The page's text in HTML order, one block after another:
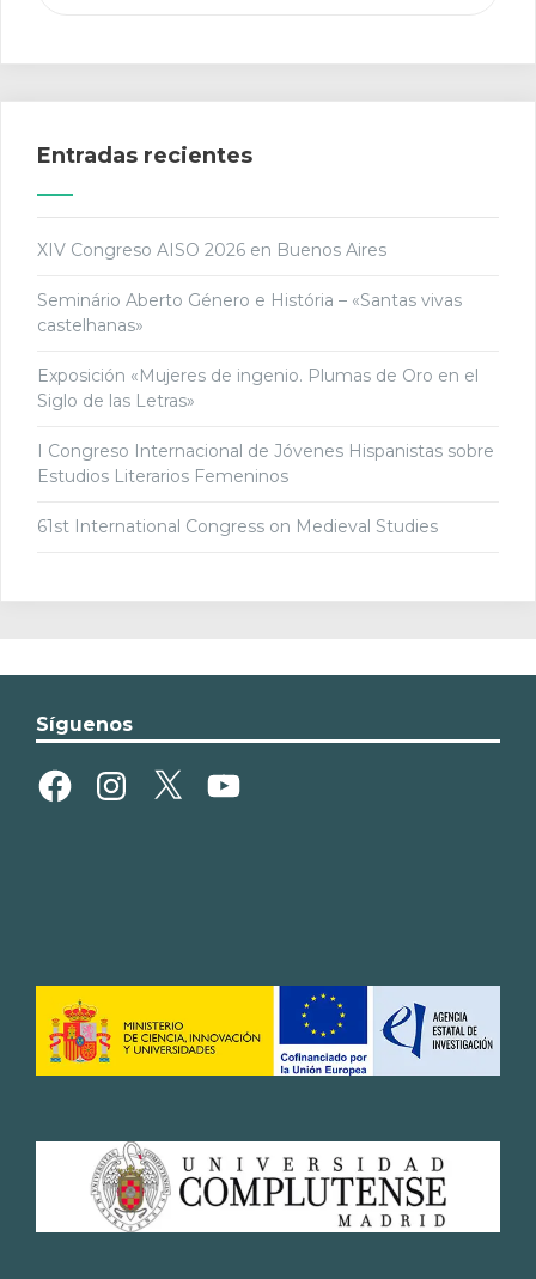
Entradas recientes
XIV Congreso AISO 2026 en Buenos Aires
Seminário Aberto Género e História – «Santas vivas
castelhanas»
Exposición «Mujeres de ingenio. Plumas de Oro en el
Siglo de las Letras»
I Congreso Internacional de Jóvenes Hispanistas sobre
Estudios Literarios Femeninos
61st International Congress on Medieval Studies
Síguenos
FacebookInstagram
X YouTube